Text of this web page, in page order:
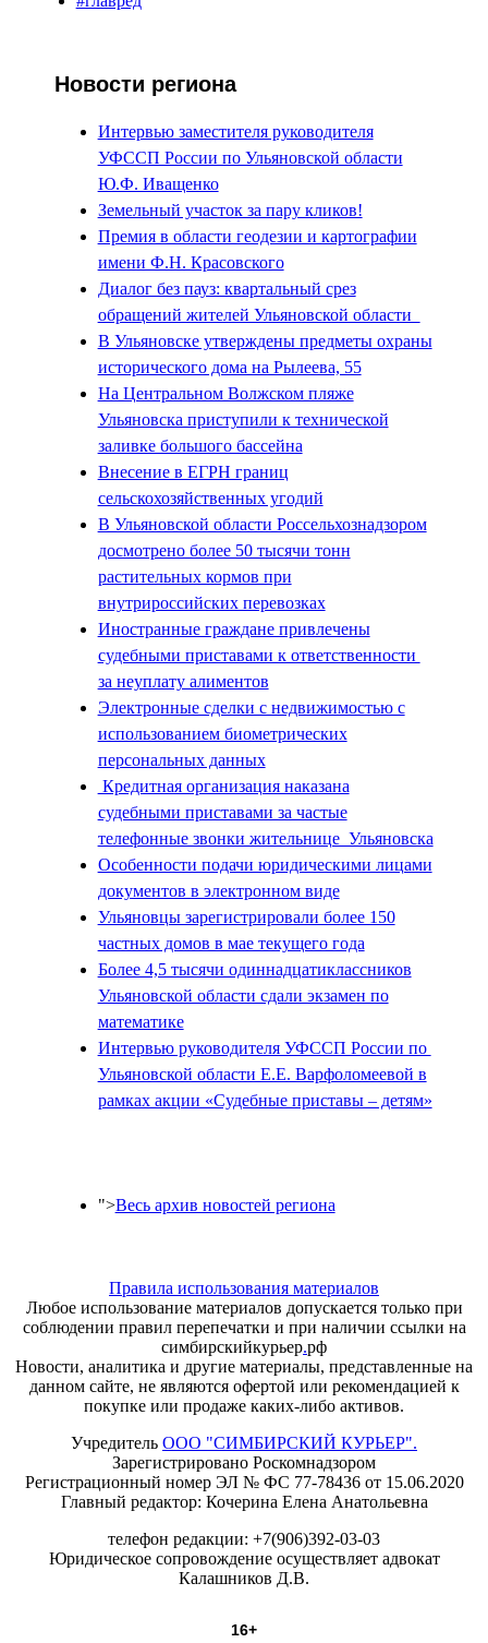
Новости региона
Интервью заместителя руководителя
УФССП России по Ульяновской области
Ю.Ф. Иващенко
Земельный участок за пару кликов!
Премия в области геодезии и картографии
имени Ф.Н. Красовского
Диалог без пауз: квартальный срез
обращений жителей Ульяновской области
В Ульяновске утверждены предметы охраны
исторического дома на Рылеева, 55
На Центральном Волжском пляже
Ульяновска приступили к технической
заливке большого бассейна
Внесение в ЕГРН границ
сельскохозяйственных угодий
В Ульяновской области Россельхознадзором
досмотрено более 50 тысячи тонн
растительных кормов при
внутрироссийских перевозках
Иностранные граждане привлечены
судебными приставами к ответственности
за неуплату алиментов
Электронные сделки с недвижимостью с
использованием биометрических
персональных данных
Кредитная организация наказана
судебными приставами за частые
телефонные звонки жительнице Ульяновска
Особенности подачи юридическими лицами
документов в электронном виде
Ульяновцы зарегистрировали более 150
частных домов в мае текущего года
Более 4,5 тысячи одиннадцатиклассников
Ульяновской области сдали экзамен по
математике
Интервью руководителя УФССП России по
Ульяновской области Е.Е. Варфоломеевой в
рамках акции «Судебные приставы – детям»
">Весь архив новостей региона
Правила использования материалов
Любое использование материалов допускается только при
соблюдении правил перепечатки и при наличии ссылки на
симбирскийкурьер.рф
Новости, аналитика и другие материалы, представленные на
данном сайте, не являются офертой или рекомендацией к
покупке или продаже каких-либо активов.
Учредитель ООО "СИМБИРСКИЙ КУРЬЕР".
Зарегистрировано Роскомнадзором
Регистрационный номер ЭЛ № ФС 77-78436 от 15.06.2020
Главный редактор: Кочерина Елена Анатольевна
телефон редакции: +7(906)392-03-03
Юридическое сопровождение осуществляет адвокат
Калашников Д.В.
16+